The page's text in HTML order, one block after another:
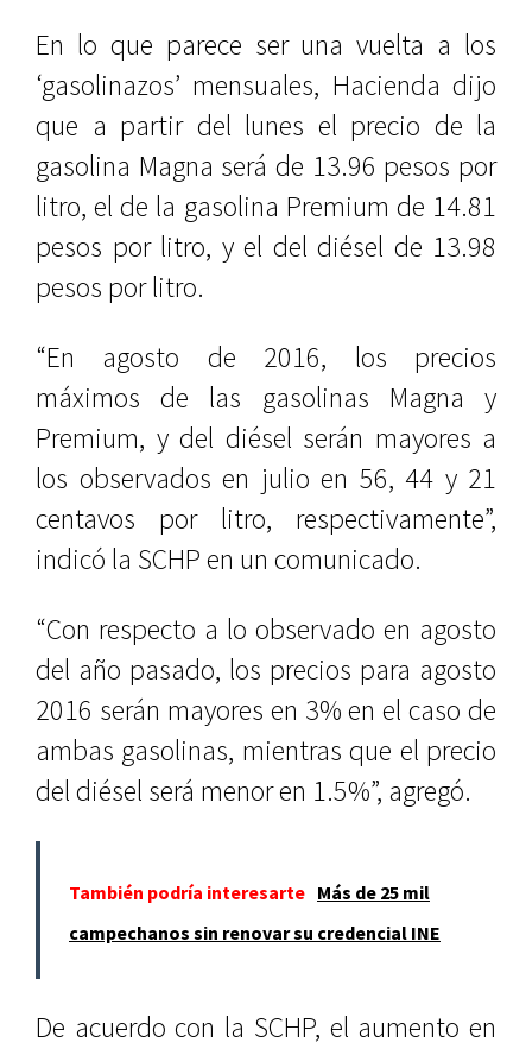
En lo que parece ser una vuelta a los
‘gasolinazos’ mensuales, Hacienda dijo
que a partir del lunes el precio de la
gasolina Magna será de 13.96 pesos por
litro, el de la gasolina Premium de 14.81
pesos por litro, y el del diésel de 13.98
pesos por litro.
“En agosto de 2016, los precios
máximos de las gasolinas Magna y
Premium, y del diésel serán mayores a
los observados en julio en 56, 44 y 21
centavos por litro, respectivamente”,
indicó la SCHP en un comunicado.
“Con respecto a lo observado en agosto
del año pasado, los precios para agosto
2016 serán mayores en 3% en el caso de
ambas gasolinas, mientras que el precio
del diésel será menor en 1.5%”, agregó.
También podría interesarte Más de 25 mil
campechanos sin renovar su credencial INE
De acuerdo con la SCHP, el aumento en